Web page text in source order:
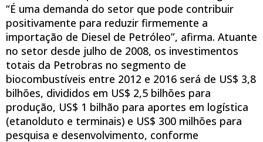
“É uma demanda do setor que pode contribuir
positivamente para reduzir firmemente a
importação de Diesel de Petróleo”, afirma. Atuante
no setor desde julho de 2008, os investimentos
totais da Petrobras no segmento de
biocombustíveis entre 2012 e 2016 será de US$ 3,8
bilhões, divididos em US$ 2,5 bilhões para
produção, US$ 1 bilhão para aportes em logística
(etanolduto e terminais) e US$ 300 milhões para
pesquisa e desenvolvimento, conforme